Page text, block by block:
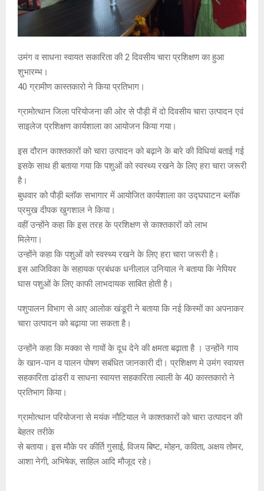
उमंग व साधना स्वायत सकारिता की 2 दिवसीय चारा प्रशिक्षण का हुआ
शुभारम्भ।
40 ग्रामीण कास्तकारो ने किया प्रतिभाग।
ग्रामोत्थान जिला परियोजना की ओर से पौड़ी में दो दिवसीय चारा उत्पादन एवं
साइलेज प्रशिक्षण कार्यशाला का आयोजन किया गया।
इस दौरान काश्तकारों को चारा उत्पादन को बढ़ाने के बारे की विधियां बताई गई
इसके साथ ही बताया गया कि पशुओं को स्वस्थ्य रखने के लिए हरा चारा जरूरी
है।
बुधवार को पौड़ी ब्लॉक सभागार में आयोजित कार्यशाला का उद्घघाटन ब्लॉक
प्रमुख दीपक खुगशाल ने किया।
वहीं उन्होंने कहा कि इस तरह के प्रशिक्षण से काश्तकारों को लाभ
मिलेगा।
उन्होंने कहा कि पशुओं को स्वस्थ्य रखने के लिए हरा चारा जरूरी है।
इस आजिविका के सहायक प्रबंधक धनीलाल उनियाल ने बताया कि नेपियर
घास पशुओं के लिए काफी लाभदायक साबित होती है।
पशुपालन विभाग से आए आलोक खंडूरी ने बताया कि नई किस्मों का अपनाकर
चारा उत्पादन को बढ़ाया जा सकता है।
उन्होंने कहा कि मक्का से गायों के दूध देने की क्षमता बढ़ाता है । उन्होंने गाय
के खान-पान व पालन पोषण सबंधित जानकारी दी। प्रशिक्षण मे उमंग स्वायत्त
सहकारिता ढांडरी व साधना स्वायत्त सहकारिता ल्वाली के 40 कास्तकारो ने
प्रतिभाग किया।
ग्रामोत्थान परियोजना से मयंक नौटियाल ने काश्तकारों को चारा उत्पादन की
बेहतर तरीके
से बताया। इस मौके पर कीर्ति गुसाई, विजय बिष्ट, मोहन, कविता, अक्षय तोमर,
आशा नेगी, अभिषेक, साहिल आदि मौजूद रहे।